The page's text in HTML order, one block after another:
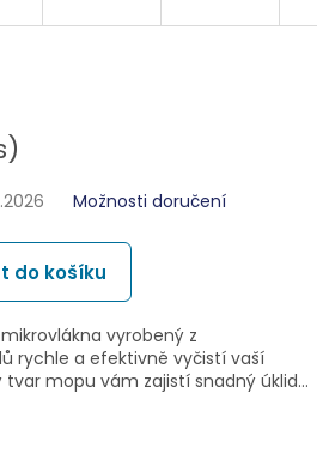
Možnosti doručení
do košíku
vyrobený z
rychle a efektivně vyčistí vaší
tvar mopu vám zajistí snadný úklid…